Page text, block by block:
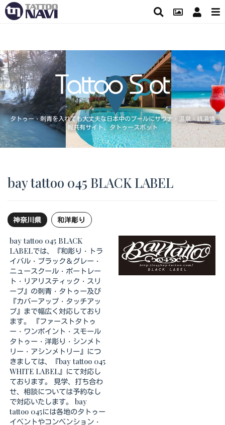
タトゥー・刺青を入れても大丈夫な日本中のプールにサウナ・温泉・銭湯情
報共有サイト、タトゥースポット
bay tattoo 045 BLACK LABEL
神奈川県 和洋彫り
bay tattoo 045 BLACK
LABELでは、『和彫り・トラ
イバル・ブラック＆グレー・
ニュースクール・ポートレー
ト・リアリスティック・スリ
ーブ』の刺青・タトゥー及び
『カバーアップ・タッチアッ
プ』まで幅広く対応しており
ます。 『ファーストタトゥ
ー・ワンポイント・スモール
タトゥー・洋彫り・シンメト
リー・アシンメトリー』につ
きましては、『bay tattoo 045
WHITE LABEL』にて対応し
ております。 見学、打ち合わ
せ、相談については予約なし
で対応いたします。 bay
tattoo 045には各地のタトゥー
イベントやコンベンション・